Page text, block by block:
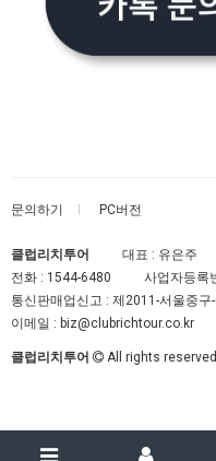
문의하기 PC버전
클럽리치투어 대표 : 유은주
전화 : 1544-6480 사업자등록
통신판매업신고 : 제2011-서울중구
이메일 : biz@clubrichtour.co.kr
클럽리치투어 All rights